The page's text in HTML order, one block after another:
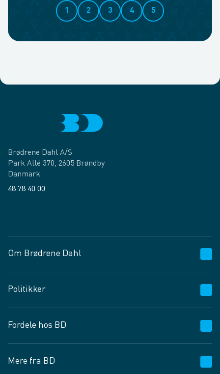
1 2 3 4 5
Brødrene Dahl A/S
Park Allé 370, 2605 Brøndby
Danmark
48 78 40 00
Om Brødrene Dahl
Vagttelefon 30 10 89 89
Spørgsmål og svar
Job og karriere
Fødevarekontrolrapport
Politikker
Privatlivspolitik
Cookies
Vilkår og betingelser
Fordele hos BD
BD app
Mere fra BD